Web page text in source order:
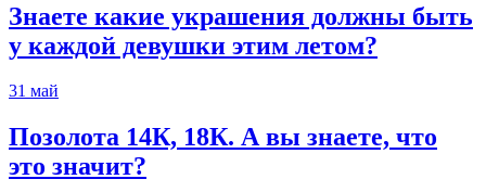
Знаете какие украшения должны быть
у каждой девушки этим летом?
31 май
Позолота 14К, 18К. А вы знаете, что
это значит?